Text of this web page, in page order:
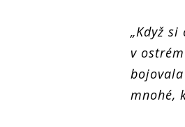
„Když
v
mnohé,